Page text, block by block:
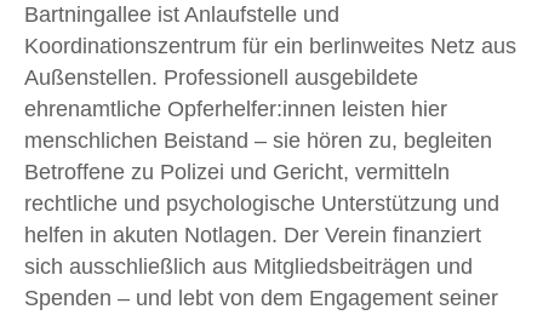
Bartningallee ist Anlaufstelle und
Koordinationszentrum für ein berlinweites Netz aus
Außenstellen. Professionell ausgebildete
ehrenamtliche Opferhelfer:innen leisten hier
menschlichen Beistand – sie hören zu, begleiten
Betroffene zu Polizei und Gericht, vermitteln
rechtliche und psychologische Unterstützung und
helfen in akuten Notlagen. Der Verein finanziert
sich ausschließlich aus Mitgliedsbeiträgen und
Spenden – und lebt von dem Engagement seiner